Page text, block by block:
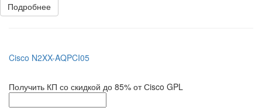
Подробнее
Cisco N2XX-AQPCI05
Получить КП со скидкой до 85% от Сisco GPL